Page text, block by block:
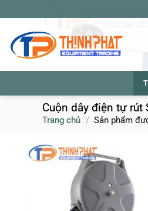
qua
dung
Cuộn dây điện tự rút
Trang chủ / Sản phẩm